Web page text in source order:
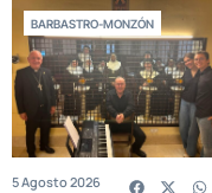
BARBASTRO-MONZÓN
5 Agosto 2026